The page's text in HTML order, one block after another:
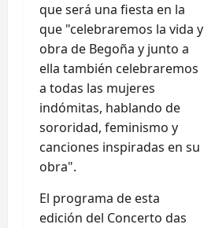
que será una fiesta en la
que "celebraremos la vida y
obra de Begoña y junto a
ella también celebraremos
a todas las mujeres
indómitas, hablando de
sororidad, feminismo y
canciones inspiradas en su
obra".
El programa de esta
edición del Concerto das